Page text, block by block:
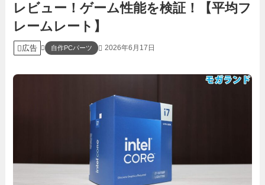
レビュー！ゲーム性能を検証！【平均フ
レームレート】
広告 自作PCパーツ 2026年6月17日